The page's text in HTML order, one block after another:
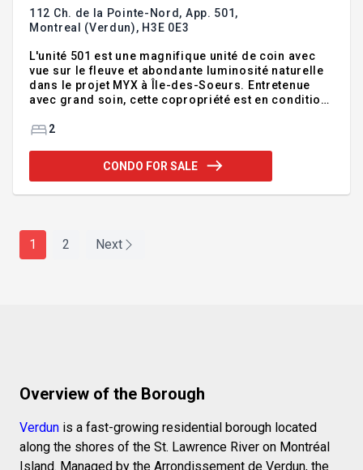
112 Ch. de la Pointe-Nord, App. 501,
Montreal (Verdun), H3E 0E3
L'unité 501 est une magnifique unité de coin avec
vue sur le fleuve et abondante luminosité naturelle
dans le projet MYX à Île-des-Soeurs. Entretenue
avec grand soin, cette copropriété est en condition
neuf. Emplacement pratique près du lobby et du
directement à côté des ascenseurs. Profitez
d'installations haut de gamme : terrasse sur le toit,
2
CONDO FOR SALE
1 2 Next
Overview of the Borough
Verdun is a fast-growing residential borough located
along the shores of the St. Lawrence River on Montréal
Island. Managed by the Arrondissement de Verdun, the